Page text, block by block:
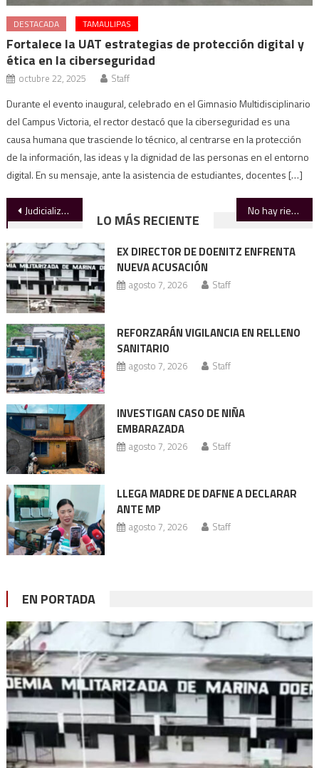
DESTACADA TAMAULIPAS
Fortalece la UAT estrategias de protección digital y
ética en la ciberseguridad
octubre 22, 2025 Staff
Durante el evento inaugural, celebrado en el Gimnasio Multidisciplinario
del Campus Victoria, el rector destacó que la ciberseguridad es una
causa humana que trasciende lo técnico, al centrarse en la protección
de la información, las ideas y la dignidad de las personas en el entorno
digital. En su mensaje, ante la asistencia de estudiantes, docentes […]
Navegación
de
entradas
Judicializan 0.4% de casos de huachicol No hay riesgo a la salud por comer carne con GBG
LO MÁS RECIENTE
EX DIRECTOR DE DOENITZ ENFRENTA
NUEVA ACUSACIÓN
agosto 7, 2026 Staff
REFORZARÁN VIGILANCIA EN RELLENO
SANITARIO
agosto 7, 2026 Staff
INVESTIGAN CASO DE NIÑA
EMBARAZADA
agosto 7, 2026 Staff
LLEGA MADRE DE DAFNE A DECLARAR
ANTE MP
agosto 7, 2026 Staff
EN PORTADA